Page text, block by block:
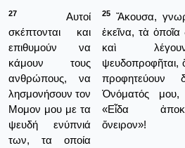
27
Αυτοί
σκέπτονται και
επιθυμούν να
κάμουν τους
ανθρώπους, να
λησμονήσουν τον
Μομον μου με τα
ψευδή ενύπνιά
των, τα οποία
25
Ἄκουσα,
ἐκεῖνα, τὰ ὁποῖα
καὶ
ψευδοπροφῆται,
προφητεύουν
Ὀνόματός μου,
«Εἶδα
ὄνειρον»!